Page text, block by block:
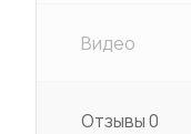
Видео
Отзывы0